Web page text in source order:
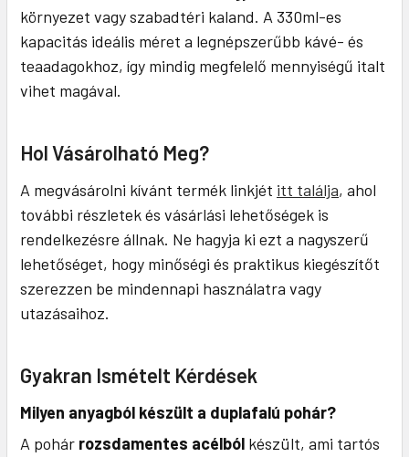
környezet vagy szabadtéri kaland. A 330ml-es
kapacitás ideális méret a legnépszerűbb kávé- és
teaadagokhoz, így mindig megfelelő mennyiségű italt
vihet magával.
Hol Vásárolható Meg?
A megvásárolni kívánt termék linkjét itt találja, ahol
további részletek és vásárlási lehetőségek is
rendelkezésre állnak. Ne hagyja ki ezt a nagyszerű
lehetőséget, hogy minőségi és praktikus kiegészítőt
szerezzen be mindennapi használatra vagy
utazásaihoz.
Gyakran Ismételt Kérdések
Milyen anyagból készült a duplafalú pohár?
A pohár rozsdamentes acélból készült, ami tartós